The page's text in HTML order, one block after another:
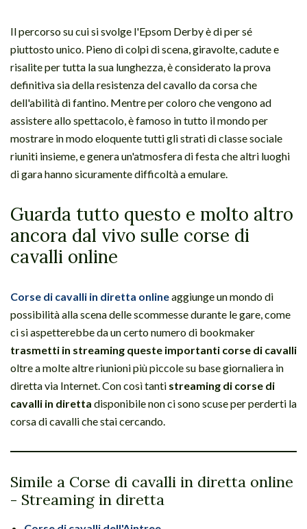
Il percorso su cui si svolge l'Epsom Derby è di per sé
piuttosto unico. Pieno di colpi di scena, giravolte, cadute e
risalite per tutta la sua lunghezza, è considerato la prova
definitiva sia della resistenza del cavallo da corsa che
dell'abilità di fantino. Mentre per coloro che vengono ad
assistere allo spettacolo, è famoso in tutto il mondo per
mostrare in modo eloquente tutti gli strati di classe sociale
riuniti insieme, e genera un'atmosfera di festa che altri luoghi
di gara hanno sicuramente difficoltà a emulare.
Guarda tutto questo e molto altro
ancora dal vivo sulle corse di
cavalli online
Corse di cavalli in diretta onlineaggiunge un mondo di
possibilità alla scena delle scommesse durante le gare, come
ci si aspetterebbe da un certo numero di bookmaker
trasmetti in streaming queste importanti corse di cavalli
oltre a molte altre riunioni più piccole su base giornaliera in
diretta via Internet. Con così tanti streaming di corse di
cavalli in diretta disponibile non ci sono scuse per perderti la
corsa di cavalli che stai cercando.
Simile a Corse di cavalli in diretta online
- Streaming in diretta